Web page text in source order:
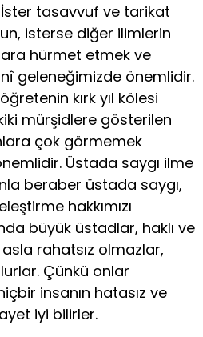
İster tasavvuf ve tarikat
isterse diğer ilimlerin
hürmet etmek ve
geleneğimizde önemlidir.
kırk yıl kölesi
mürşidlere gösterilen
çok görmemek
Üstada saygı ilme
beraber üstada saygı,
hakkımızı
büyük üstadlar, haklı ve
rahatsız olmazlar,
Çünkü onlar
insanın hatasız ve
iyi bilirler.